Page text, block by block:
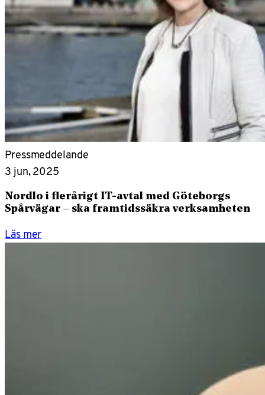
Pressmeddelande
3 jun, 2025
Nordlo i flerårigt IT-avtal med Göteborgs
Spårvägar – ska framtidssäkra verksamheten
Läs mer